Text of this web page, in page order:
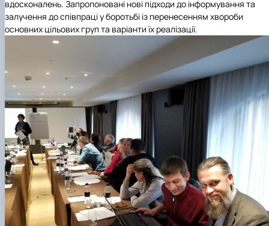
вдосконалень. Запропоновані нові підходи до інформування та
залучення до співпраці у боротьбі із перенесенням хвороби
основних цільових груп та варіанти їх реалізації.